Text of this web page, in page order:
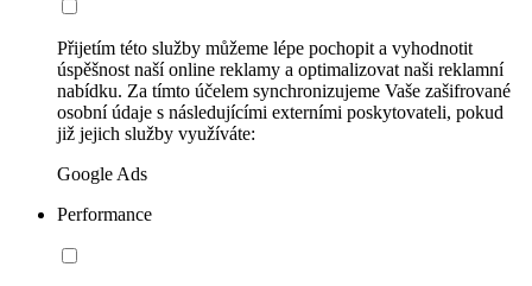
Přijetím této služby můžeme lépe pochopit a vyhodnotit
úspěšnost naší online reklamy a optimalizovat naši reklamní
nabídku. Za tímto účelem synchronizujeme Vaše zašifrované
osobní údaje s následujícími externími poskytovateli, pokud
již jejich služby využíváte:
Google Ads
Performance